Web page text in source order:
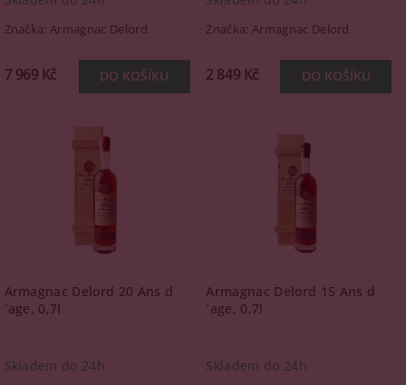
Značka: Armagnac Delord
7 969 Kč
Značka: Armagnac Delord
2 849 Kč
Armagnac Delord 20 Ans d
´age, 0,7l
Skladem do 24h
Armagnac Delord 15 Ans d
´age, 0,7l
Skladem do 24h